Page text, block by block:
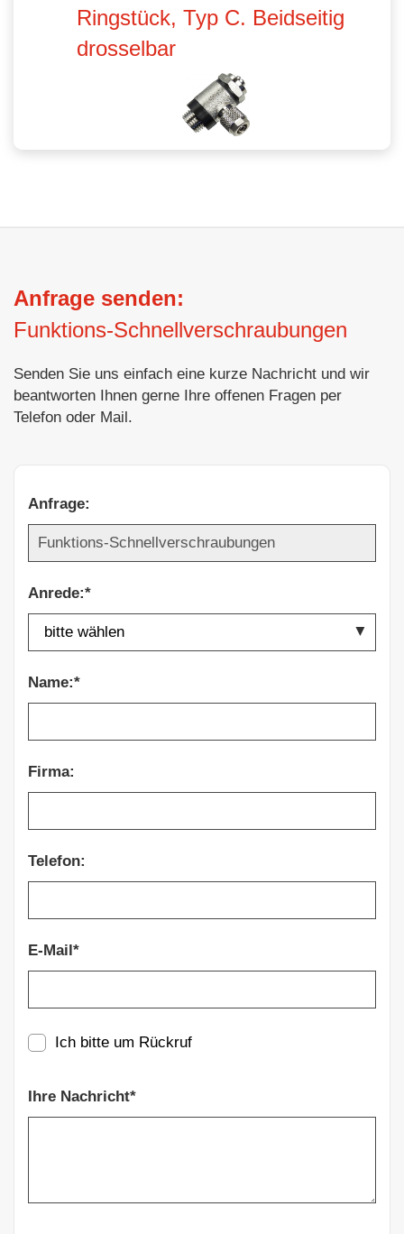
Ringstück, Typ C. Beidseitig
drosselbar
Anfrage senden:
Funktions-Schnellverschraubungen
Senden Sie uns einfach eine kurze Nachricht und wir
beantworten Ihnen gerne Ihre offenen Fragen per
Telefon oder Mail.
Anfrage:
Anrede:*
Name:*
Firma:
Telefon:
E-Mail*
Ich bitte um Rückruf
Ihre Nachricht*